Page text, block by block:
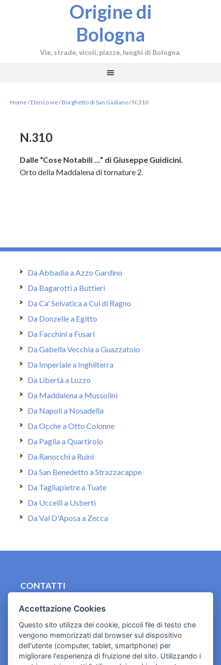
Origine di
Bologna
Vie, strade, vicoli, piazze, luoghi di Bologna.
Home/Elenco vie/Borghetto di San Giuliano/N.310
N.310
Dalle “Cose Notabili …” di Giuseppe Guidicini.
Orto della Maddalena di tornature 2.
Da Abbadia a Azzo Gardino
Da Bagarotti a Buttieri
Da Ca' Selvatica a Cul di Ragno
Da Donzelle a Egitto
Da Facchini a Fusari
Da Gabella Vecchia a Guazzatoio
Da Imperiale a Inghilterra
Da Libertà a Luzzo
Da Maddalena a Mussolini
Da Napoli a Nosadella
Da Ocche a Otto Colonne
Da Paglia a Quartirolo
Da Ranocchi a Ruini
Da San Benedetto a Strazzacappe
Da Tagliapietre a Tuate
Da Uccelli a Usberti
Da Val D'Aposa a Zecca
CONTATTI
Cookies e informativa privacy
Accettazione Cookies
Questo sito utilizza dei cookie, piccoli file di testo che
vengono memorizzati dal browser sul dispositivo
dell'utente (computer, tablet, smartphone) per
migliorare l'esperienza di fruizione del sito. Utilizzando i